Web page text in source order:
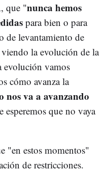
que "nunca hemos
para bien o para
de levantamiento de
la evolución de la
evolución vamos
cómo avanza la
nos va a avanzando
esperemos que no vaya
"en estos momentos"
de restricciones.